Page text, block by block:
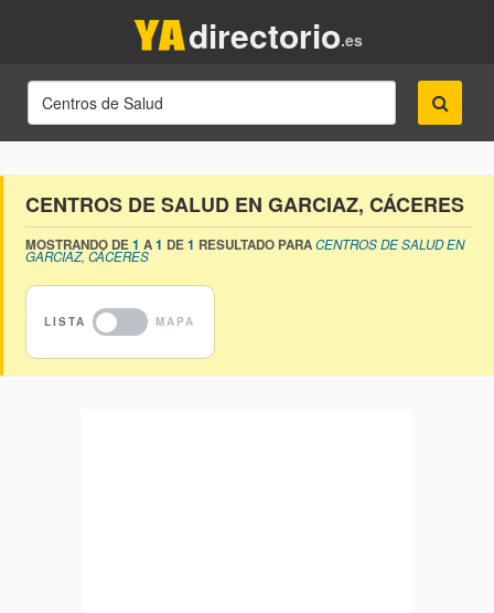
.es
directorio
CENTROS DE SALUD EN GARCIAZ, CÁCERES
MOSTRANDO DE1 A1 DE1 RESULTADO PARACENTROS DE SALUD EN
GARCIAZ, CÁCERES